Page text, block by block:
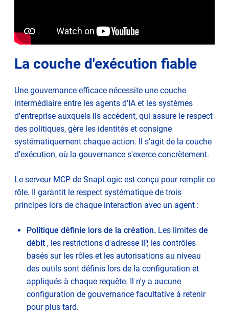
La couche d'exécution fiable
Une gouvernance efficace nécessite une couche
intermédiaire entre les agents d'IA et les systèmes
d'entreprise auxquels ils accèdent, qui assure le respect
des politiques, gère les identités et consigne
systématiquement chaque action. Il s'agit de la couche
d'exécution, où la gouvernance s'exerce concrètement.
Le serveur MCP de SnapLogic est conçu pour remplir ce
rôle. Il garantit le respect systématique de trois
principes lors de chaque interaction avec un agent :
Politique définie lors de la création. Les limites de
débit , les restrictions d'adresse IP, les contrôles
basés sur les rôles et les autorisations au niveau
des outils sont définis lors de la configuration et
appliqués à chaque requête. Il n'y a aucune
configuration de gouvernance facultative à retenir
pour plus tard.